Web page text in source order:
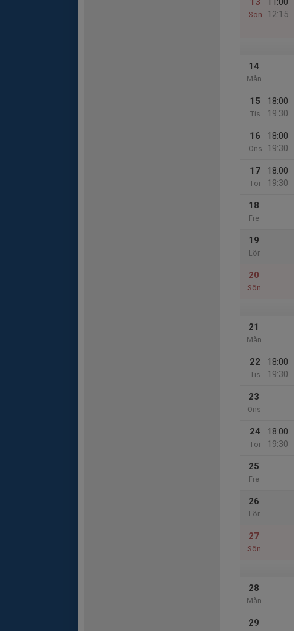
Sön
12:15
14
Mån
15
Tis
18:00
19:30
16
Ons
18:00
19:30
17
Tor
18:00
19:30
18
Fre
19
Lör
20
Sön
21
Mån
22
Tis
18:00
19:30
23
Ons
24
Tor
18:00
19:30
25
Fre
26
Lör
27
Sön
28
Mån
29